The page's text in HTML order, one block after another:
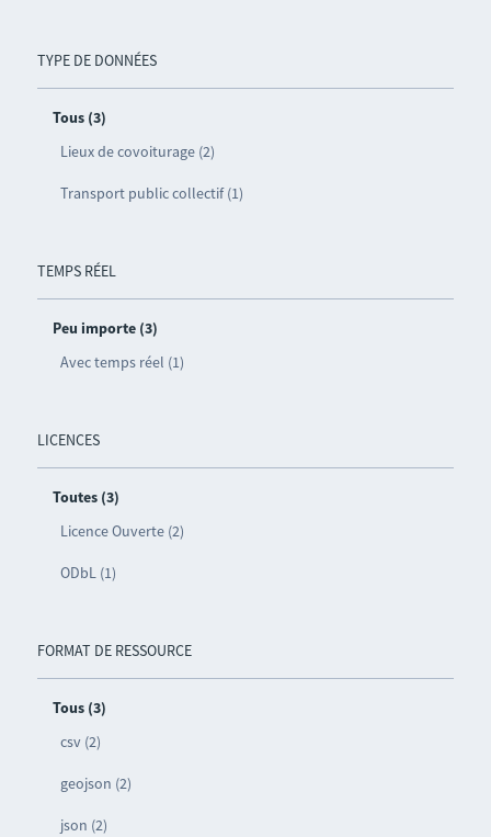
TYPE DE DONNÉES
Tous (3)
Lieux de covoiturage (2)
Transport public collectif (1)
TEMPS RÉEL
Peu importe (3)
Avec temps réel (1)
LICENCES
Toutes (3)
Licence Ouverte (2)
ODbL (1)
FORMAT DE RESSOURCE
Tous (3)
csv (2)
geojson (2)
json (2)